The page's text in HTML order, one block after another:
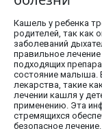
Кашель у ребенка
родителей, так как
заболеваний
правильное
подходящих
состояние малыша.
лекарства, такие
лечении кашля у
применению. Эта
стремящихся
безопасное лечение.